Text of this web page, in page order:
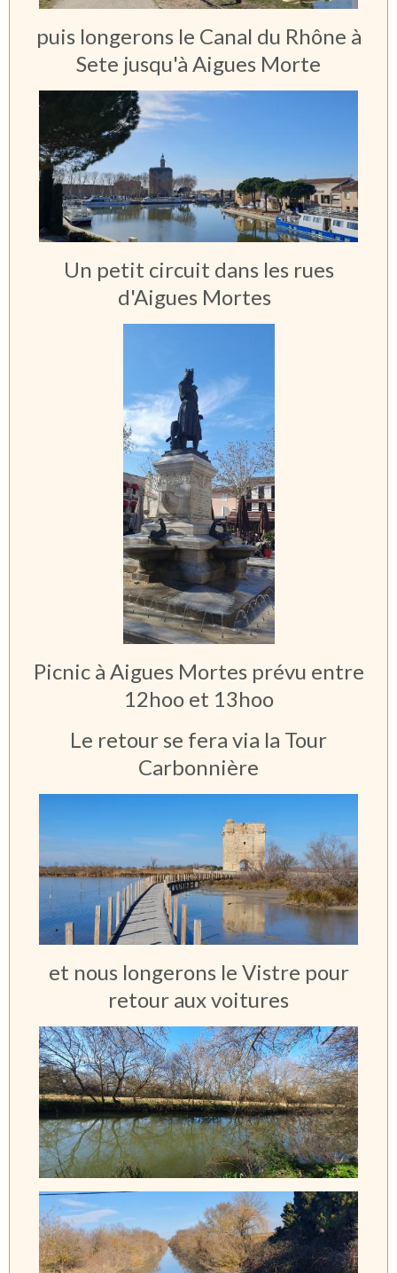
puis longerons le Canal du Rhône à
Sete jusqu'à Aigues Morte
Un petit circuit dans les rues
d'Aigues Mortes
Picnic à Aigues Mortes prévu entre
12hoo et 13hoo
Le retour se fera via la Tour
Carbonnière
et nous longerons le Vistre pour
retour aux voitures